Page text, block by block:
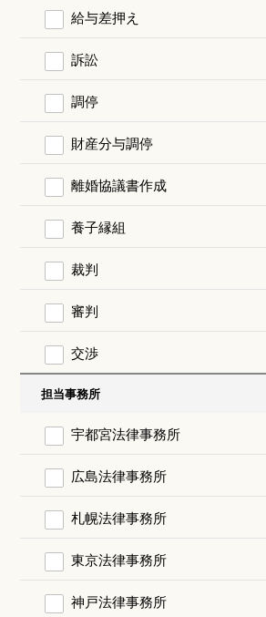
給与差押え
訴訟
調停
財産分与調停
離婚協議書作成
養子縁組
裁判
審判
交渉
担当事務所
宇都宮法律事務所
広島法律事務所
札幌法律事務所
東京法律事務所
神戸法律事務所